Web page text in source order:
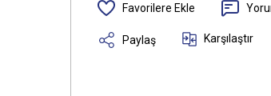
Paylaş Karşılaştır